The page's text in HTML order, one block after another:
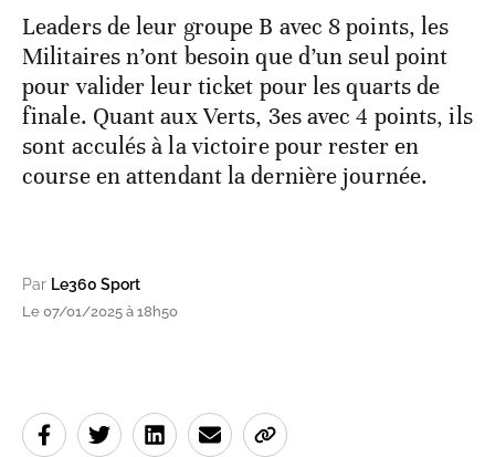
Leaders de leur groupe B avec 8 points, les
Militaires n’ont besoin que d’un seul point
pour valider leur ticket pour les quarts de
finale. Quant aux Verts, 3es avec 4 points, ils
sont acculés à la victoire pour rester en
course en attendant la dernière journée.
Par Le360 Sport
Le 07/01/2025 à 18h50